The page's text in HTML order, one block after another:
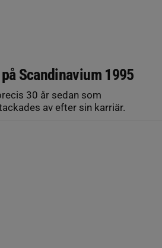
Scandinavium 1995
30 år sedan som
av efter sin karriär.